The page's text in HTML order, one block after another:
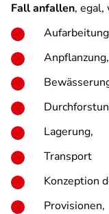
Fall anfallen, egal,
Anpflanzung,
Lagerung,
Transport
Konzeption
Provisionen,